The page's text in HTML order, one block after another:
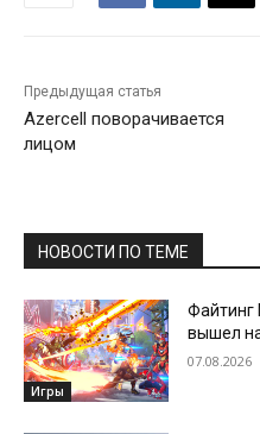
Предыдущая статья
Azercell поворачивается
лицом
НОВОСТИ ПО ТЕМЕ
Игры
Файтинг
вышел
07.08.2026